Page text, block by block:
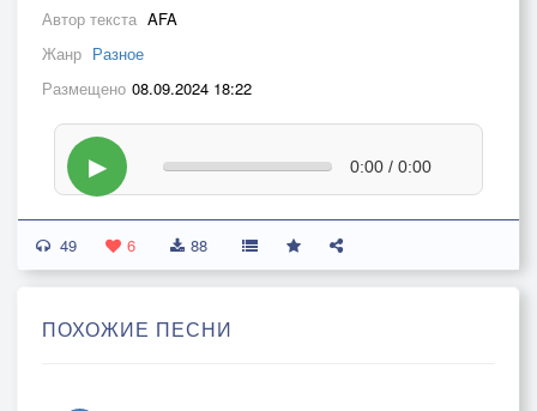
Автор текста AFA
Жанр Разное
Размещено 08.09.2024 18:22
▶ 0:00 / 0:00
49 6 88
ПОХОЖИЕ ПЕСНИ